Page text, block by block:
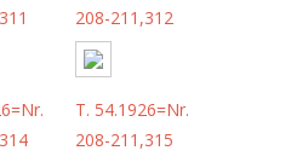
208-211,312
T. 54.1926=Nr.
208-211,315